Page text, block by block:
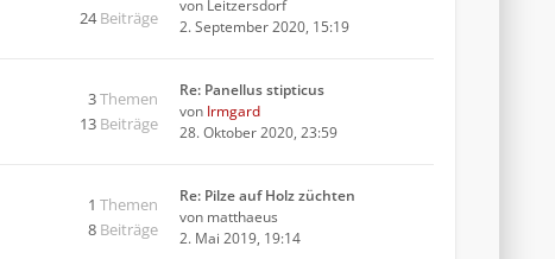
24Beiträge
von Leitzersdorf
2. September 2020, 15:19
3Themen
13 Beiträge
Re: Panellus stipticus
von Irmgard
28. Oktober 2020, 23:59
1 Themen
8 Beiträge
Re: Pilze auf Holz züchten
von matthaeus
2. Mai 2019, 19:14